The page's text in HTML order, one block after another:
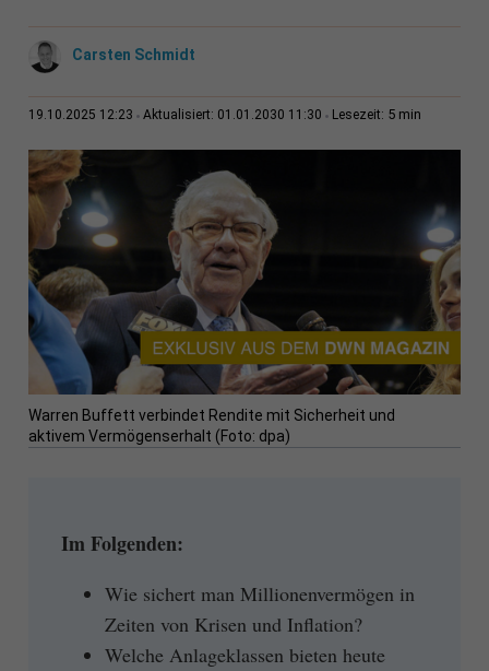
Carsten Schmidt
19.10.2025 12:23 Aktualisiert: 01.01.2030 11:30 Lesezeit: 5 min
Warren Buffett verbindet Rendite mit Sicherheit und
aktivem Vermögenserhalt (Foto: dpa)
Im Folgenden:
Wie sichert man Millionenvermögen in
Zeiten von Krisen und Inflation?
Welche Anlageklassen bieten heute